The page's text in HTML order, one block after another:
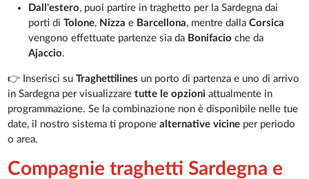
Dall'estero, puoi partire in traghetto per la Sardegna dai
porti diTolone, Nizza e Barcellona, mentre dallaCorsica
vengono effettuate partenze sia da Bonifacio che da
Ajaccio.
👉 Inserisci suTraghettilines un porto di partenza e uno di arrivo
in Sardegna per visualizzaretutte le opzioni attualmente in
programmazione. Se la combinazione non è disponibile nelle tue
date, il nostro sistema ti proponealternative vicine per periodo
o area.
Compagnie traghetti Sardegna e